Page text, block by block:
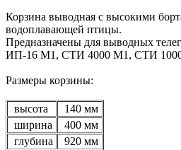
Корзина выводная с высокими
водоплавающей птицы.
Предназначены для выводных
ИП-16 М1, СТИ 4000 М1, СТИ
Размеры корзины:
высота
140 мм
ширина
400 мм
глубина
920 мм